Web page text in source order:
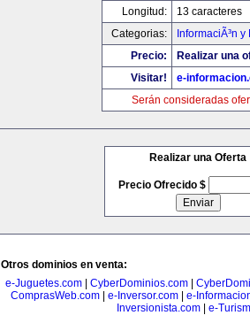
Longitud:
13 caracteres
Categorias:
InformaciÃ³n
Precio:
Realizar una
Visitar!
e-
Serán consideradas
Realizar una Oferta
Precio Ofrecido $
Otros dominios en venta:
e-Juguetes.com| CyberDominios.com|
ComprasWeb.com
e-Inversor.com
e-
Inversionista.com| e-